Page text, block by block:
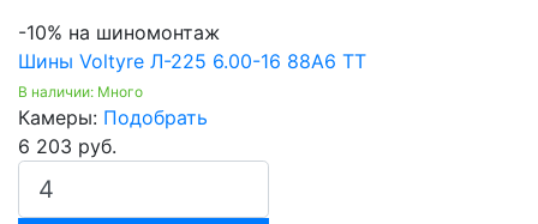
-10% на шиномонтаж
Шины Voltyre Л-225 6.00-16 88A6 ТТ
В наличии: Много
Камеры: Подобрать
6 203 руб.